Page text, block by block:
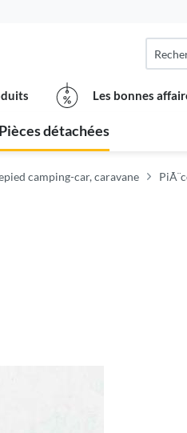
Les bonnes
Pièces détachées
camping-car, caravane